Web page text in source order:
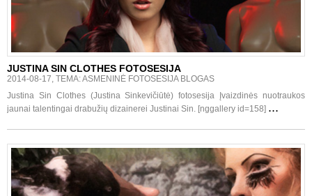
JUSTINA SIN CLOTHES FOTOSESIJA
2014-08-17, TEMA: ASMENINĖ FOTOSESIJA BLOGAS
Justina Sin Clothes (Justina Sinkevičiūtė) fotosesija Įvaizdinės nuotraukos
jaunai talentingai drabužių dizainerei Justinai Sin. [nggallery id=158] ...